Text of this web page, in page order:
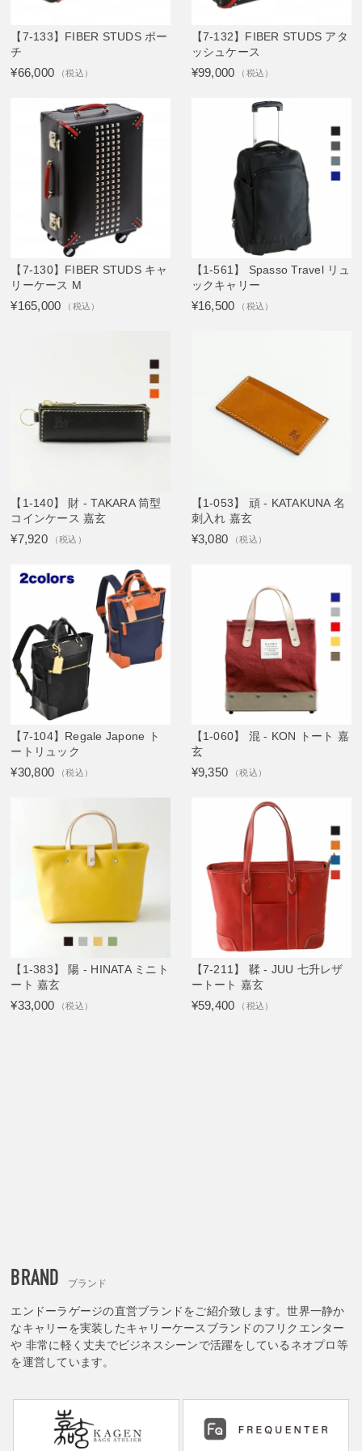
【7-133】FIBER STUDS ポー
チ
¥66,000 （税込）
【7-132】FIBER STUDS アタ
ッシュケース
¥99,000 （税込）
【7-130】FIBER STUDS キャ
リーケース M
¥165,000 （税込）
【1-561】 Spasso Travel リュ
ックキャリー
¥16,500 （税込）
【1-140】 財 - TAKARA 筒型
コインケース 嘉玄
¥7,920 （税込）
【1-053】 頑 - KATAKUNA 名
刺入れ 嘉玄
¥3,080 （税込）
【7-104】Regale Japone ト
ートリュック
¥30,800 （税込）
【1-060】 混 - KON トート 嘉
玄
¥9,350 （税込）
【1-383】 陽 - HINATA ミニト
ート 嘉玄
¥33,000 （税込）
【7-211】 鞣 - JUU 七升レザ
ートート 嘉玄
¥59,400 （税込）
BRAND ブランド
エンドーラゲージの直営ブランドをご紹介致します。世界一静か
なキャリーを実装したキャリーケースブランドのフリクエンター
や 非常に軽く丈夫でビジネスシーンで活躍をしているネオプロ等
を運営しています。